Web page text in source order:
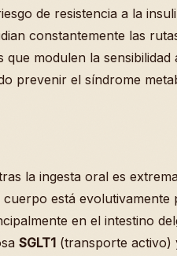
de resistencia a la
constantemente las
modulen la sensibilidad
prevenir el síndrome
la ingesta oral es
está evolutivamente
en el intestino
SGLT1 (transporte activo)